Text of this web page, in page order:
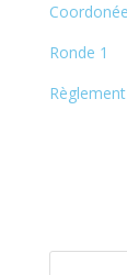
Ronde 1
Règlement